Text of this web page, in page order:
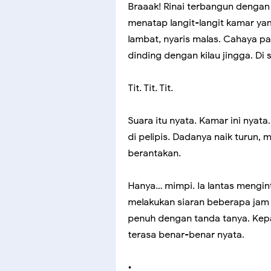
Braaak! Rinai terbangun
menatap langit-langit kamar
lambat, nyaris malas. Cahaya
dinding dengan kilau jingga. Di
Tit. Tit. Tit.
Suara itu nyata. Kamar ini
di pelipis. Dadanya naik turun,
berantakan.
Hanya… mimpi. Ia lantas
melakukan siaran beberapa
penuh dengan tanda tanya.
terasa benar-benar nyata.
•